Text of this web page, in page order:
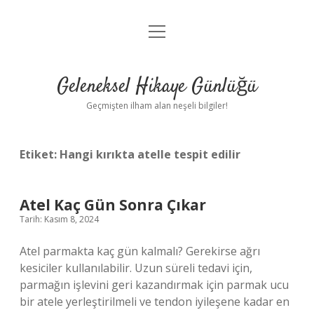
Anasayfa
Yasal Uyarı
menüyü
Geleneksel Hikaye Günlüğü
Geçmişten ilham alan neşeli bilgiler!
Etiket: Hangi kırıkta atelle tespit edilir
Atel Kaç Gün Sonra Çıkar
Tarih: Kasım 8, 2024
Atel parmakta kaç gün kalmalı? Gerekirse ağrı
kesiciler kullanılabilir. Uzun süreli tedavi için,
parmağın işlevini geri kazandırmak için parmak ucu
bir atele yerleştirilmeli ve tendon iyileşene kadar en